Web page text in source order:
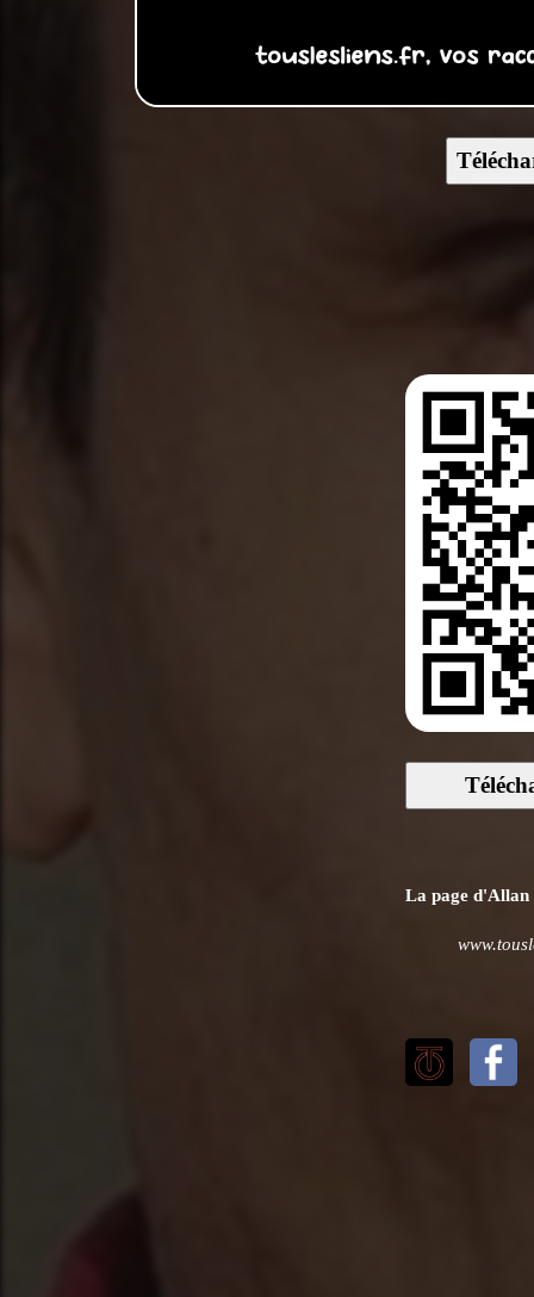
La page d'Allan